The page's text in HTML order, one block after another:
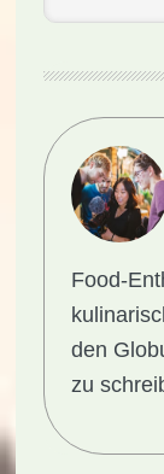
Food-
den
zu